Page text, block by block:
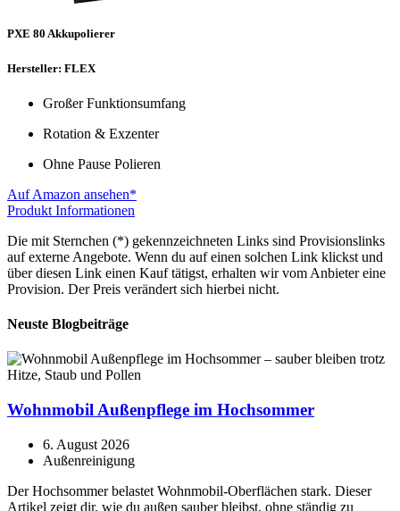
PXE 80 Akkupolierer
Hersteller: FLEX
Großer Funktionsumfang
Rotation & Exzenter
Ohne Pause Polieren
Auf Amazon ansehen*
Produkt Informationen
Die mit Sternchen (*) gekennzeichneten Links sind Provisionslinks
auf externe Angebote. Wenn du auf einen solchen Link klickst und
über diesen Link einen Kauf tätigst, erhalten wir vom Anbieter eine
Provision. Der Preis verändert sich hierbei nicht.
Neuste Blogbeiträge
Wohnmobil Außenpflege im Hochsommer
6. August 2026
Außenreinigung
Der Hochsommer belastet Wohnmobil-Oberflächen stark. Dieser
Artikel zeigt dir, wie du außen sauber bleibst, ohne ständig zu